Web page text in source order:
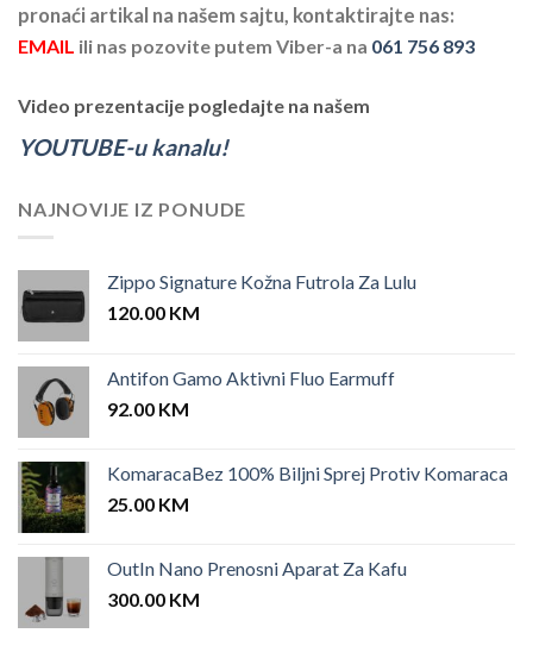
pronaći artikal na našem sajtu, kontaktirajte nas:
EMAIL ili nas pozovite putem Viber-a na 061 756 893
Video prezentacije pogledajte na našem
YOUTUBE-u kanalu!
NAJNOVIJE IZ PONUDE
Zippo Signature Kožna Futrola Za Lulu
120.00 KM
Antifon Gamo Aktivni Fluo Earmuff
92.00 KM
KomaracaBez 100% Biljni Sprej Protiv Komaraca
25.00 KM
OutIn Nano Prenosni Aparat Za Kafu
300.00 KM